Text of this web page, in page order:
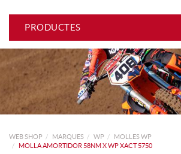
PRODUCTES
WEB SHOP MARQUES WP
MOLLES WP
MOLLA AMORTIDOR 58NM X WP XACT 5750